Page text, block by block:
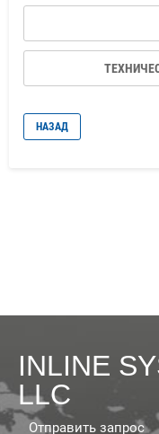
НАЗАД
INLINE
LLC
Отправить запрос